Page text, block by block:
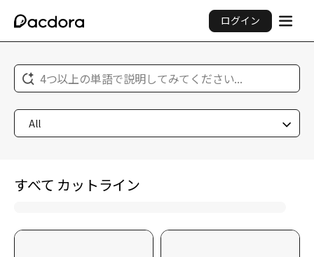
ログイン
4つ以上の単語で説明してみてください...
All
すべて カットライン